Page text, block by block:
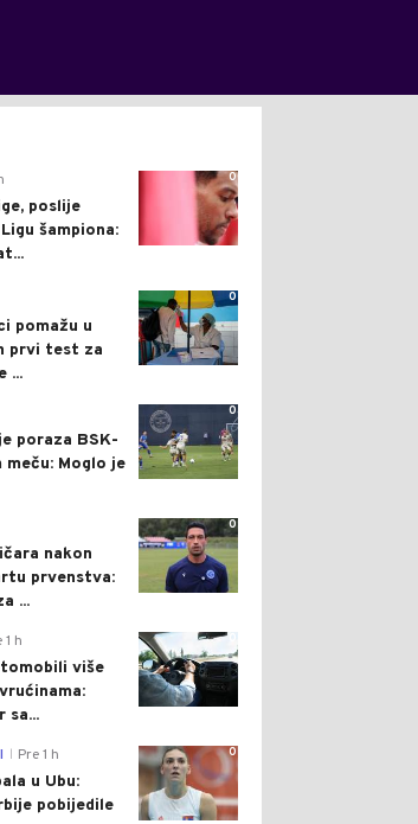
0
poslije
šampiona:
0
pomažu u
prvi test za
...
0
poraza BSK-
Moglo je
0
nakon
prvenstva:
...
0
1 h
više
sa...
0
Pre 1 h
u Ubu:
pobijedile